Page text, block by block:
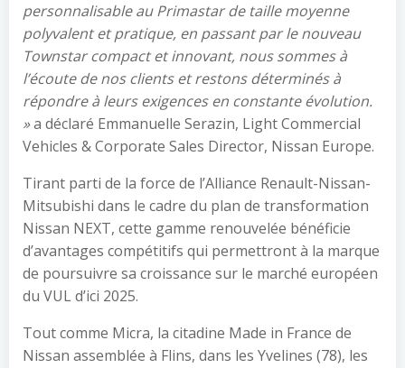
personnalisable au Primastar de taille moyenne
polyvalent et pratique, en passant par le nouveau
Townstar compact et innovant, nous sommes à
l’écoute de nos clients et restons déterminés à
répondre à leurs exigences en constante évolution.
»a déclaré Emmanuelle Serazin, Light Commercial
Vehicles & Corporate Sales Director, Nissan Europe.
Tirant parti de la force de l’Alliance Renault-Nissan-
Mitsubishi dans le cadre du plan de transformation
Nissan NEXT, cette gamme renouvelée bénéficie
d’avantages compétitifs qui permettront à la marque
de poursuivre sa croissance sur le marché européen
du VUL d’ici 2025.
Tout comme Micra, la citadine Made in France de
Nissan assemblée à Flins, dans les Yvelines (78), les